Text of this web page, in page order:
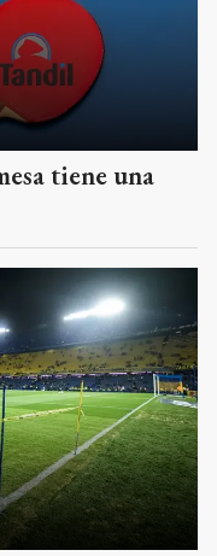
tiene una